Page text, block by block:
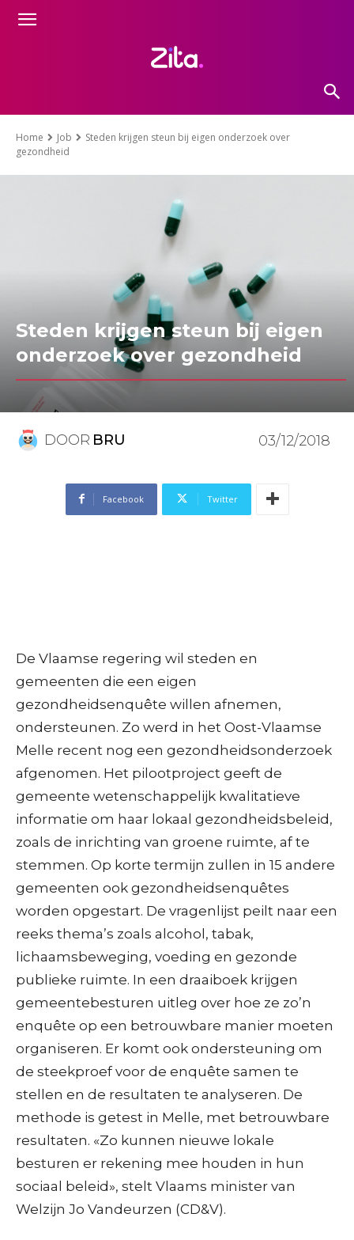
Home Job
Steden krijgen steun bij eigen onderzoek over
gezondheid
Steden krijgen steun bij eigen
onderzoek over gezondheid
DOOR BRU 03/12/2018
Facebook Twitter
De Vlaamse regering wil steden en
gemeenten die een eigen
gezondheidsenquête willen afnemen,
ondersteunen. Zo werd in het Oost-Vlaamse
Melle recent nog een gezondheidsonderzoek
afgenomen. Het pilootproject geeft de
gemeente wetenschappelijk kwalitatieve
informatie om haar lokaal gezondheidsbeleid,
zoals de inrichting van groene ruimte, af te
stemmen. Op korte termijn zullen in 15 andere
gemeenten ook gezondheidsenquêtes
worden opgestart. De vragenlijst peilt naar een
reeks thema’s zoals alcohol, tabak,
lichaamsbeweging, voeding en gezonde
publieke ruimte. In een draaiboek krijgen
gemeentebesturen uitleg over hoe ze zo’n
enquête op een betrouwbare manier moeten
organiseren. Er komt ook ondersteuning om
de steekproef voor de enquête samen te
stellen en de resultaten te analyseren. De
methode is getest in Melle, met betrouwbare
resultaten. «Zo kunnen nieuwe lokale
besturen er rekening mee houden in hun
sociaal beleid», stelt Vlaams minister van
Welzijn Jo Vandeurzen (CD&V).